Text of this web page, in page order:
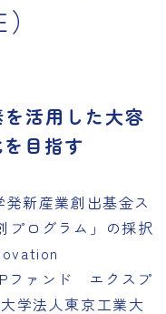
活用した大容
目指す
新産業創出基金ス
プログラム」の採択
ファンド エクスプ
学法人東京工業大